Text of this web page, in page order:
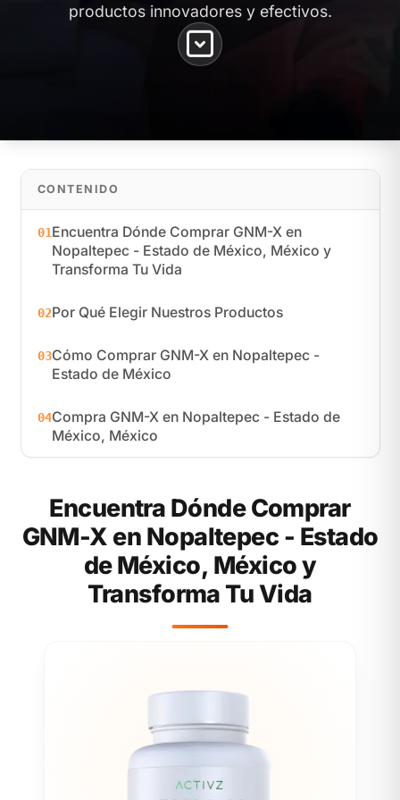
productos innovadores y efectivos.
CONTENIDO
01Encuentra Dónde Comprar GNM-X en
Nopaltepec - Estado de México, México y
Transforma Tu Vida
02Por Qué Elegir Nuestros Productos
03Cómo Comprar GNM-X en Nopaltepec -
Estado de México
04Compra GNM-X en Nopaltepec - Estado de
México, México
Encuentra Dónde Comprar
GNM-X en Nopaltepec - Estado
de México, México y
Transforma Tu Vida